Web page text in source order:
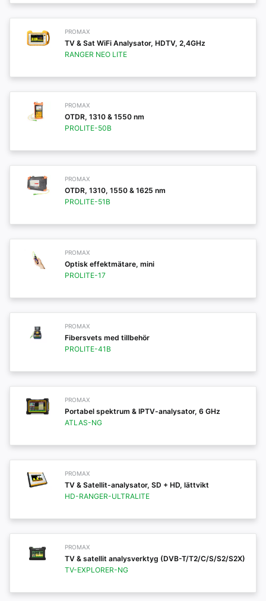
PROMAX
TV & Sat WiFi Analysator, HDTV, 2,4GHz
RANGER NEO LITE
PROMAX
OTDR, 1310 & 1550 nm
PROLITE-50B
PROMAX
OTDR, 1310, 1550 & 1625 nm
PROLITE-51B
PROMAX
Optisk effektmätare, mini
PROLITE-17
PROMAX
Fibersvets med tillbehör
PROLITE-41B
PROMAX
Portabel spektrum & IPTV-analysator, 6 GHz
ATLAS-NG
PROMAX
TV & Satellit-analysator, SD + HD, lättvikt
HD-RANGER-ULTRALITE
PROMAX
TV & satellit analysverktyg (DVB-T/T2/C/S/S2/S2X)
TV-EXPLORER-NG